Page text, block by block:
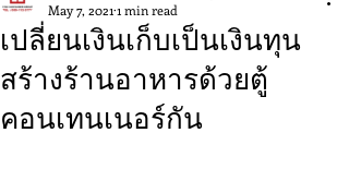
เปลี่ยนเงินเก็บเป็นเงินทุน
สร้างร้านอาหารด้วยตู้
คอนเทนเนอร์กัน
May 7, 2021 1 min read